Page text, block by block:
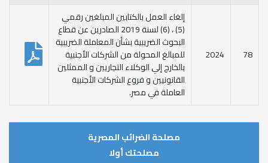
78
2024
إلغاء العمل بالكتابين المبلغين رقمي
(5) ، (6) لسنة 2019 الصادرين عن قطاع
البحوث الضريبية بشأن المعاملة الضريبية
للمبالغ المحولة من الشركات الأجنبية
بالخارج إلي الوكلاء التجاريين و الممثلين
القانونيين و فروع الشركات الأجنبية
العاملة في مصر.
مصلحة الضرائب المصرية
مصلحتك أولا